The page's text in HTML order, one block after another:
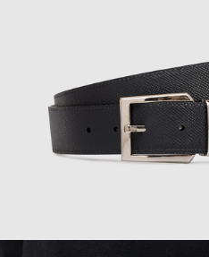
Головна Чоловікам Serapian